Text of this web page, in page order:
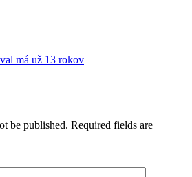
má už 13 rokov
be published. Required fields are